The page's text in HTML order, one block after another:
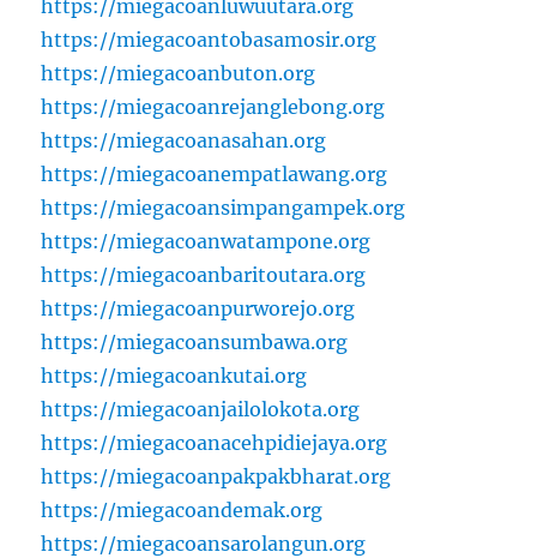
https://miegacoanluwuutara.org
https://miegacoantobasamosir.org
https://miegacoanbuton.org
https://miegacoanrejanglebong.org
https://miegacoanasahan.org
https://miegacoanempatlawang.org
https://miegacoansimpangampek.org
https://miegacoanwatampone.org
https://miegacoanbaritoutara.org
https://miegacoanpurworejo.org
https://miegacoansumbawa.org
https://miegacoankutai.org
https://miegacoanjailolokota.org
https://miegacoanacehpidiejaya.org
https://miegacoanpakpakbharat.org
https://miegacoandemak.org
https://miegacoansarolangun.org